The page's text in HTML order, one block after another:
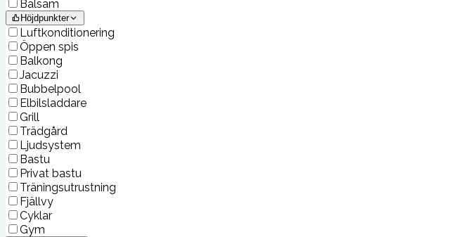
Balsam
Höjdpunkter
Luftkonditionering
Öppen spis
Balkong
Jacuzzi
Bubbelpool
Elbilsladdare
Grill
Trädgård
Ljudsystem
Bastu
Privat bastu
Träningsutrustning
Fjällvy
Cyklar
Gym